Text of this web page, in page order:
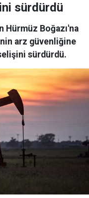
sürdürdü
Hürmüz Boğazı'na
arz güvenliğine
sürdürdü.